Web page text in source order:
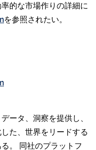
的な市場作りの詳細に
を参照されたい。
ータ、洞察を提供し、
た、世界をリードする
。 同社のプラットフ